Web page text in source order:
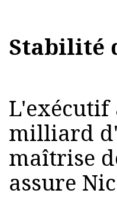
Stabilité
L'exécutif
milliard
maîtrise
assure